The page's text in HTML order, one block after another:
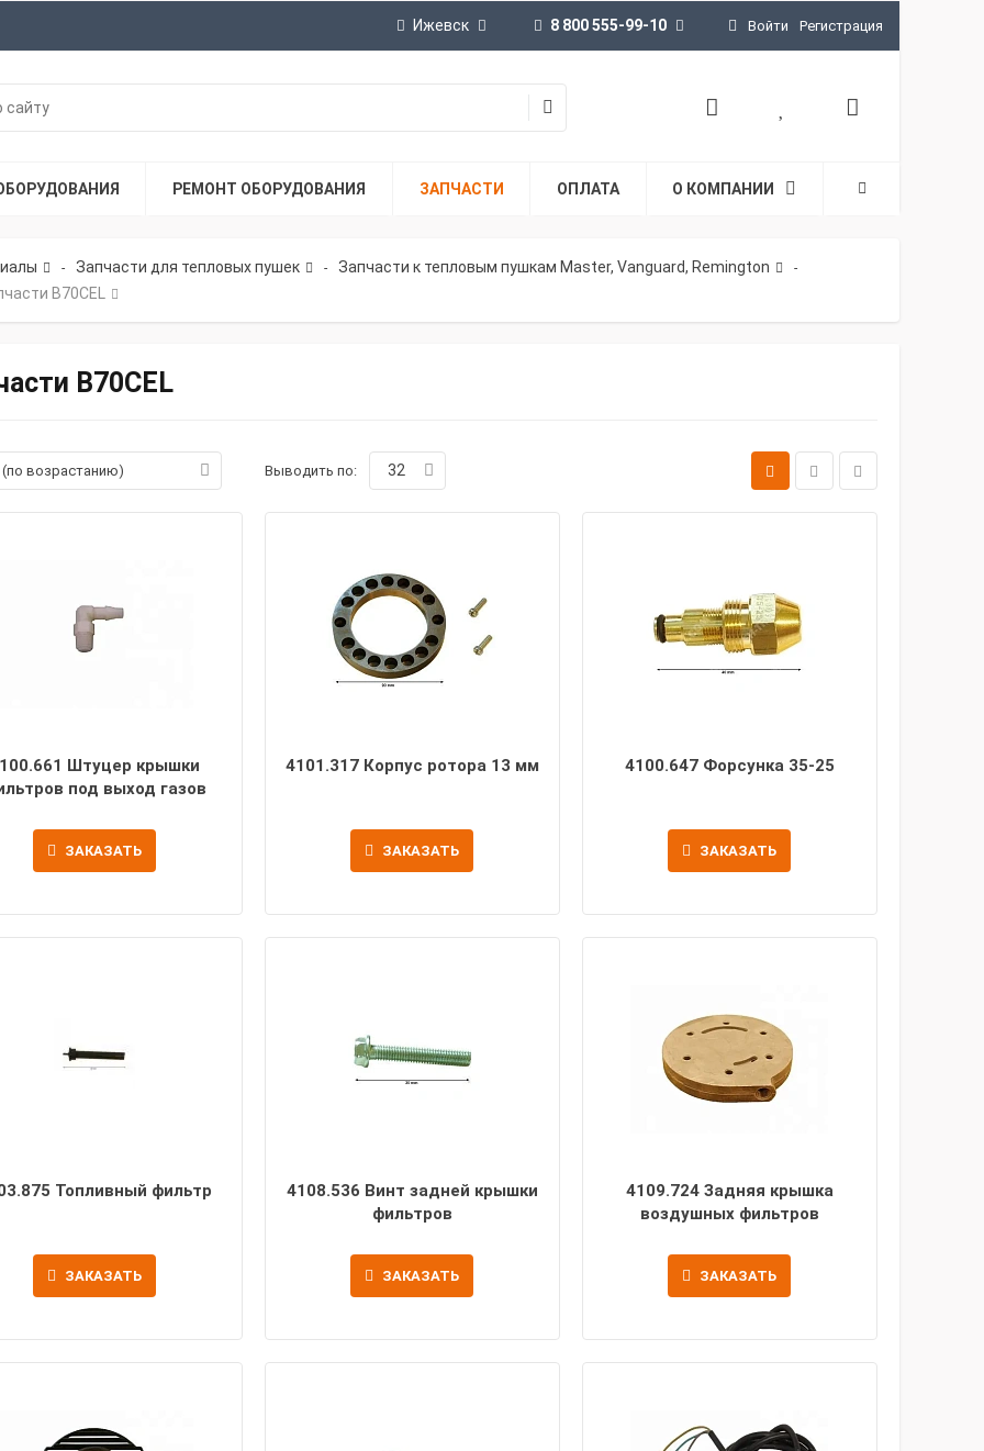
Ижевск 8 800 555-99-10 Войти Регистрация
РЕМОНТ ОБОРУДОВАНИЯ ЗАПЧАСТИ ОПЛАТА О КОМПАНИИ
- Запчасти для тепловых пушек - Запчасти к тепловым пушкам Master, Vanguard, Remington -
B70CEL
B70CEL
(по возрастанию) Выводить по: 32
Штуцер крышки
под выход газов
ЗАКАЗАТЬ
4101.317 Корпус ротора 13 мм
ЗАКАЗАТЬ
4100.647 Форсунка 35-25
ЗАКАЗАТЬ
Топливный фильтр
ЗАКАЗАТЬ
4108.536 Винт задней крышки
фильтров
ЗАКАЗАТЬ
4109.724 Задняя крышка
воздушных фильтров
ЗАКАЗАТЬ